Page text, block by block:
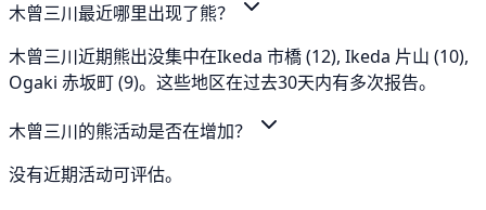
木曾三川最近哪里出现了熊？
木曾三川近期熊出没集中在Ikeda 市橋 (12), Ikeda 片山 (10),
Ogaki 赤坂町 (9)。这些地区在过去30天内有多次报告。
木曾三川的熊活动是否在增加？
没有近期活动可评估。